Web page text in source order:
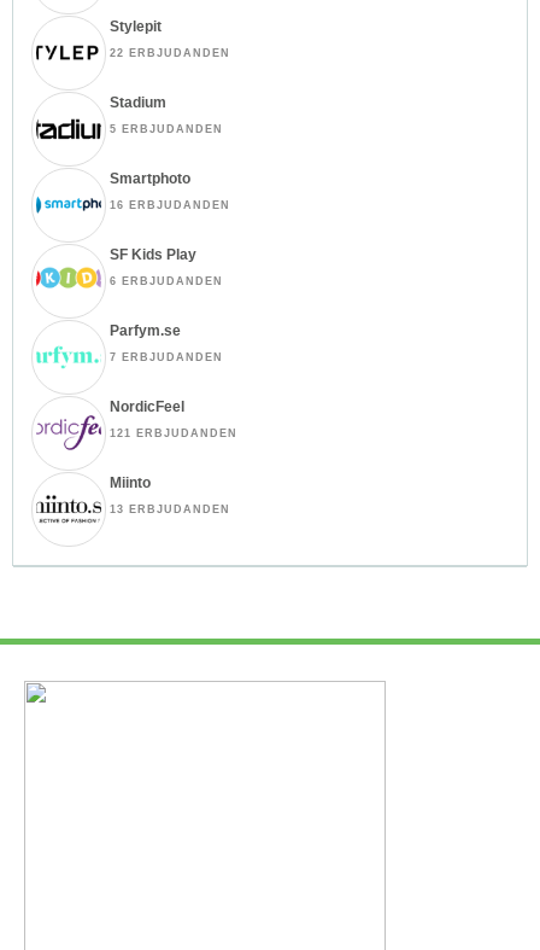
Stylepit
22 ERBJUDANDEN
Stadium
5 ERBJUDANDEN
Smartphoto
16 ERBJUDANDEN
SF Kids Play
6 ERBJUDANDEN
Parfym.se
7 ERBJUDANDEN
NordicFeel
121 ERBJUDANDEN
Miinto
13 ERBJUDANDEN